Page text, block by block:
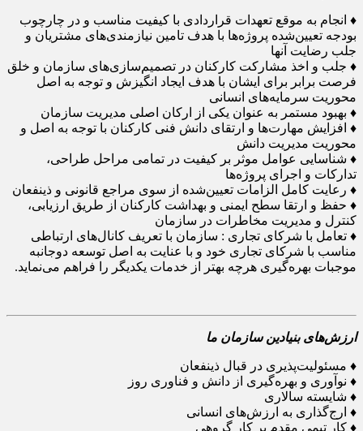
♦ انجام به موقع تعهدات قراردادی با کیفیت مناسب و در چارچوب
بودجه تعیین‌شده پروژه‌ها با هدف تامین نیازمندی‌های مشتریان و
جلب رضایت آنها
♦ جلب و اخذ مشارکت کارکنان در تصمیم‌سازی‌های سازمان و خلق
فرصت برابر برای ایشان با هدف ایجاد انگیزش و توجه به اصل
محوریت سرمایه‌های انسانی
♦ بهبود مستمر به عنوان یکی از ارکان اصلی مدیریت سازمان
♦ افزایش مهارت‌ها و ارتقای دانش فنی کارکنان با توجه به اصل و
محوریت مدیریت دانش
♦ شناسایی عوامل موثر بر کیفیت در تمامی مراحل طراحی،
تدارکات و اجرای پروژه‌ها
♦ رعایت کامل الزامات تعیین‌شده از سوی مراجع قانونی و ذینفعان
♦ حفظ و ارتقا سطح ایمنی و بهداشت کارکنان از طریق ارزیابی،
کنترل و مدیریت مخاطرات در سازمان
♦ تعامل با شرکای تجاری : سازمان با تعریف کانال‌های ارتباطی
مناسب با شرکای تجاری خود و با عنایت به اصل توسعه دوجانبه
موجبات بهره‌گیری هرچه بهتر از خدمات یکدیگر را فراهم می‌نماید.
ارزش‌های بنیادین سازمان ما
♦ مسئولیت‌پذیری در قبال ذینفعان
♦ نوآوری و بهره‌گیری از دانش و فناوری روز
♦ شایسته سالاری
♦ ارج‌گذاری به ارزش‌های انسانی
♦ کار تیمی مقدم بر کار گروهی